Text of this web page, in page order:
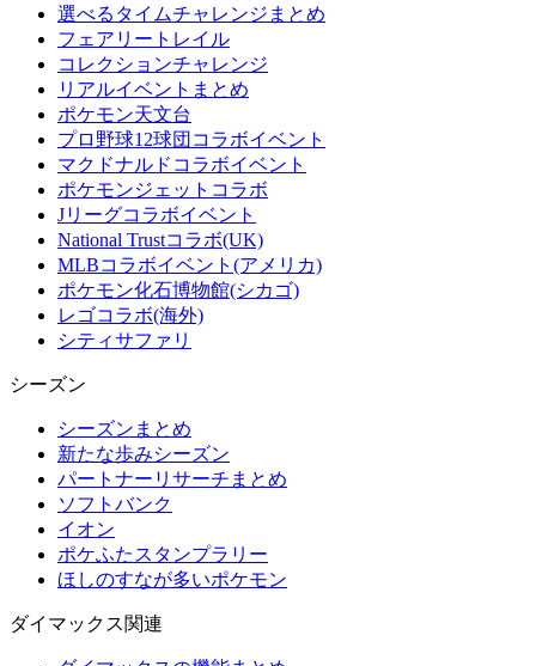
選べるタイムチャレンジまとめ
フェアリートレイル
コレクションチャレンジ
リアルイベントまとめ
ポケモン天文台
プロ野球12球団コラボイベント
マクドナルドコラボイベント
ポケモンジェットコラボ
Jリーグコラボイベント
National Trustコラボ(UK)
MLBコラボイベント(アメリカ)
ポケモン化石博物館(シカゴ)
レゴコラボ(海外)
シティサファリ
シーズン
シーズンまとめ
新たな歩みシーズン
パートナーリサーチまとめ
ソフトバンク
イオン
ポケふたスタンプラリー
ほしのすなが多いポケモン
ダイマックス関連